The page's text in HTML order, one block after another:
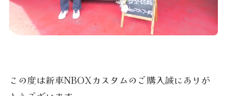
この度は新車NBOXカスタムのご購入誠にありが